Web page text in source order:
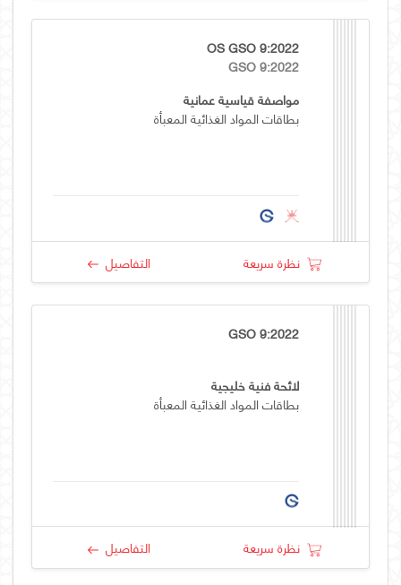
OS GSO 9:2022
GSO 9:2022
مواصفة قياسية عمانية
بطاقات المواد الغذائية المعبأة
نظرة سريعة التفاصيل
GSO 9:2022
لائحة فنية خليجية
بطاقات المواد الغذائية المعبأة
نظرة سريعة التفاصيل